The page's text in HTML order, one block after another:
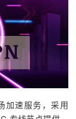
加速服务，采用